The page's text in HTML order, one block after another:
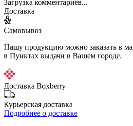
Загрузка комментариев...
Доставка
Самовывоз
Нашу продукцию можно заказать в
в Пунктах выдачи в Вашем городе.
Доставка Boxberry
Курьерская доставка
Подробнее о доставке